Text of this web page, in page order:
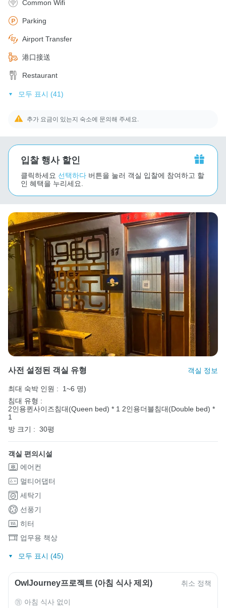
Common Wifi
Parking
Airport Transfer
港口接送
Restaurant
모두 표시 (41)
추가 요금이 있는지 숙소에 문의해 주세요.
입찰 행사 할인
클릭하세요 선택하다 버튼을 눌러 객실 입찰에 참여하고 할
인 혜택을 누리세요.
사전 설정된 객실 유형 객실 정보
최대 숙박 인원 :
1~6 명)
침대 유형 :
2인용퀸사이즈침대(Queen bed) * 1 2인용더블침대(Double bed) *
1
방 크기 : 30평
객실 편의시설
에어컨
멀티어댑터
세탁기
선풍기
히터
업무용 책상
모두 표시 (45)
OwlJourney프로젝트 (아침 식사 제외) 취소 정책
아침 식사 없이